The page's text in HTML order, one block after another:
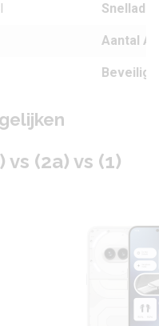
Aantal
(2a) vs (1)